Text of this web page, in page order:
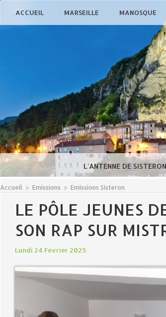
ACCUEIL MARSEILLE MANOSQUE
L'ANTENNE DE
Accueil > Emissions > Emissions Sisteron
LE PÔLE JEUNES
SON RAP SUR
Lundi 24 Février 2025